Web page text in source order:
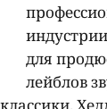
для
лейблов